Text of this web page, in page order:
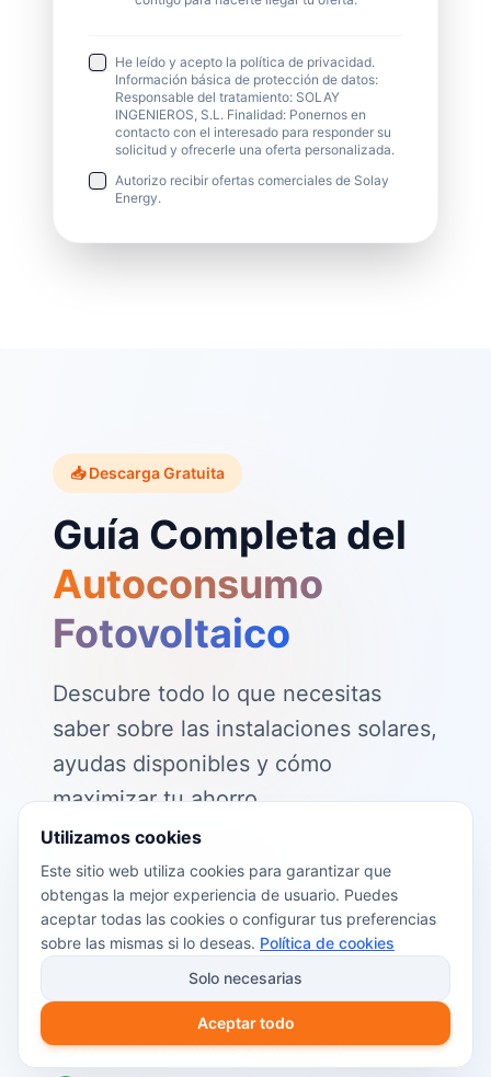
He leído y acepto la política de privacidad.
Información básica de protección de datos:
Responsable del tratamiento: SOLAY
INGENIEROS, S.L. Finalidad: Ponernos en
contacto con el interesado para responder su
solicitud y ofrecerle una oferta personalizada.
Autorizo recibir ofertas comerciales de Solay
Energy.
📥 Descarga Gratuita
Guía Completa del
Autoconsumo
Fotovoltaico
Descubre todo lo que necesitas
saber sobre las instalaciones solares,
ayudas disponibles y cómo
maximizar tu ahorro.
📖 Contenido de la guía:
Cómo funciona el autoconsumo
fotovoltaico
Ayudas y subvenciones disponibles en
2026
Cálculo del retorno de inversión
Utilizamos cookies
Este sitio web utiliza cookies para garantizar que
obtengas la mejor experiencia de usuario. Puedes
aceptar todas las cookies o configurar tus preferencias
sobre las mismas si lo deseas. Política de cookies
Solo necesarias
Aceptar todo